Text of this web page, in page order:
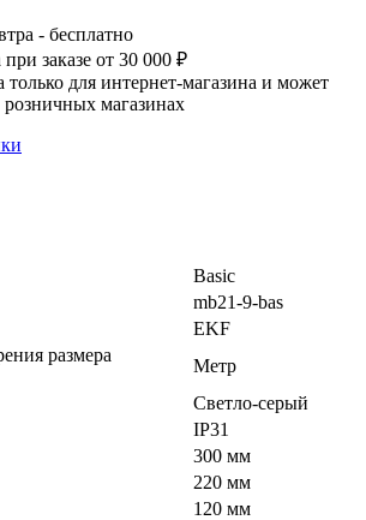
- бесплатно
заказе от 30 000 ₽
только для интернет-магазина и может
розничных магазинах
Basic
mb21-9-bas
EKF
размера
Метр
Светло-серый
IP31
300 мм
220 мм
120 мм